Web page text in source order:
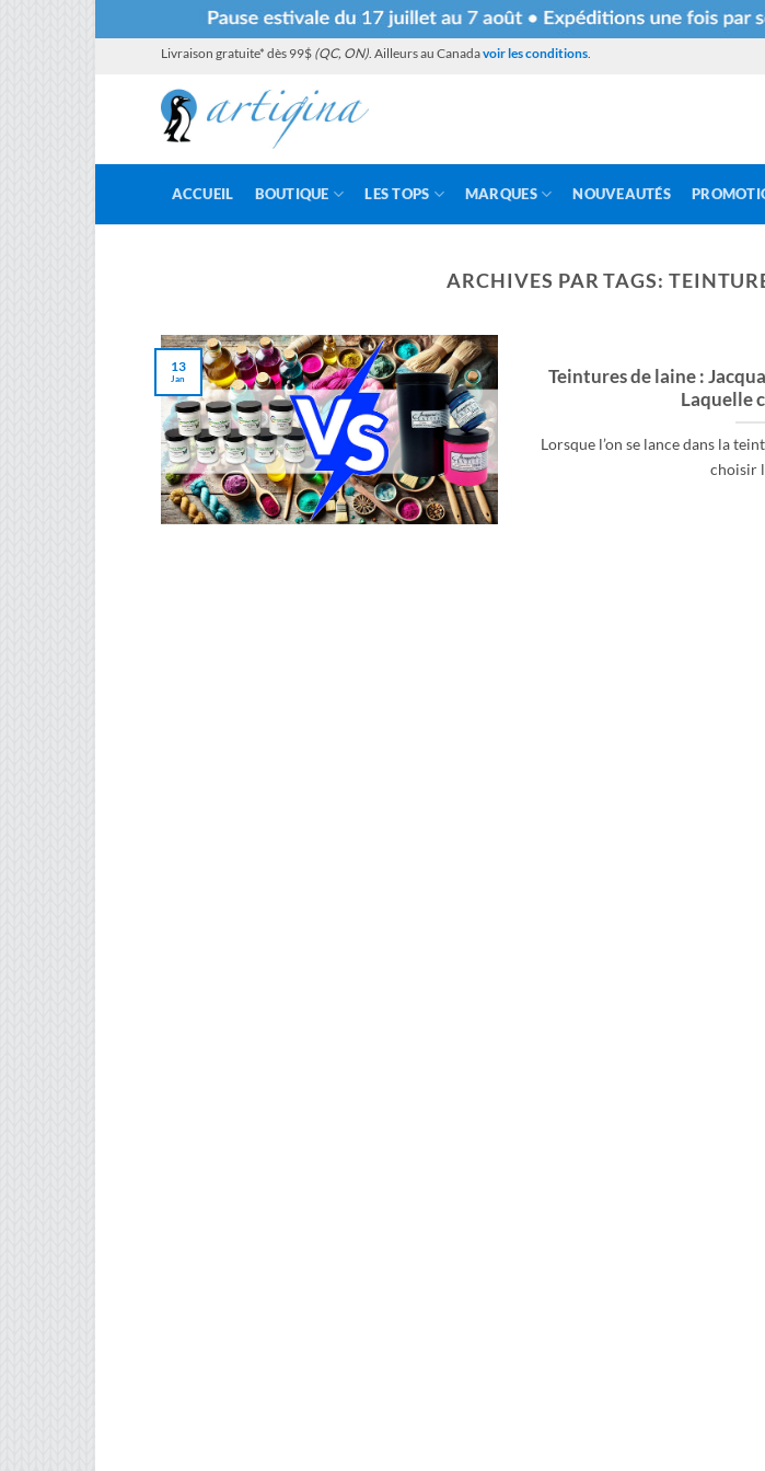
Livraison gratuite* dès 99$ (QC, ON). Ailleurs au Canadavoir les conditions.
ACCUEIL BOUTIQUE LES TOPS MARQUES NOUVEAUTÉS
ARCHIVES PAR TAGS:
Teintures de laine :
Laquelle
Lorsque l’on se lance dans la
choisir
13
Jan